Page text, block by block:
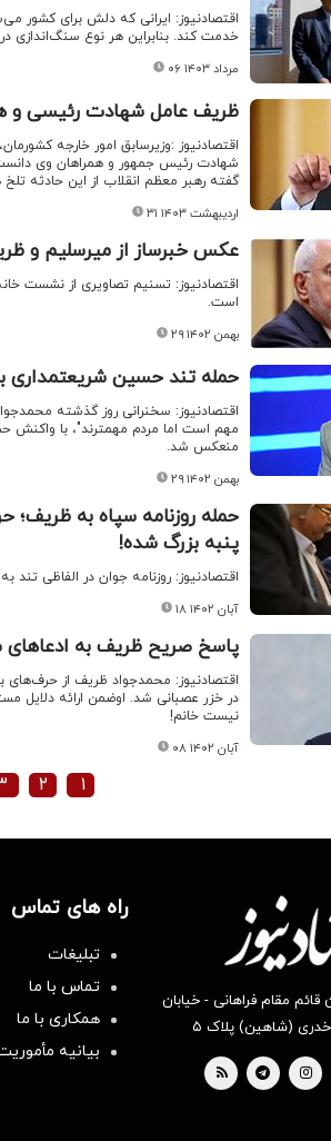
اقتصادنیوز: ایرانی که دلش برای کشور
خدمت کند. بنابراین هر نوع
۰۶ مرداد ۱۴۰۳
ظریف عامل شهادت رئیسی و
اقتصادنیوز :وزیرسابق امور خارجه
گفته رهبر معظم انقلاب از این حادثه
۳۱ اردیبهشت ۱۴۰۳
عکس خبرساز از میرسلیم و
اقتصادنیوز: تسنیم تصاویری از نشست
است.
۲۹ بهمن ۱۴۰۲
حمله تند حسین شریعتمداری
اقتصادنیوز: سخنرانی روز گذشته
مهم است اما مردم مهمترند"، با واکنش
منعکس شد.
۲۹ بهمن ۱۴۰۲
حمله روزنامه سپاه به
پنبه بزرگ شده!
اقتصادنیوز: روزنامه جوان در الفاظی تند
۱۸ آبان ۱۴۰۲
پاسخ صریح ظریف به ادعاهای
اقتصادنیوز: محمدجواد ظریف از حرف‌های
در خزر عصبانی شد. اوضمن ارائه دلایل
نیست خانم!
۰۸ آبان ۱۴۰۲
۱ ۲
قائم مقام فراهانی - خیابان
(شاهین) پلاک ۵
راه های تماس
تبلیغات
تماس با ما
همکاری با ما
بیانیه